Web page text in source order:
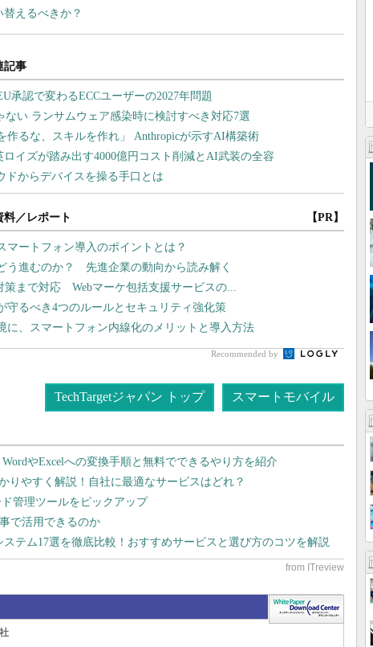
えるべきか？
／レポート 【PR】
マートフォン導入のポイントとは？
う進むのか？ 先進企業の動向から読み解く
策まで対応 Webマーケ包括支援サービスの...
守るべき4つのルールとセキュリティ強化策
に、スマートフォン内線化のメリットと導入方法
Recommended by
TechTargetジャパン トップ スマートモバイル
やExcelへの変換手順と無料でできるやり方を紹介
りやすく解説！自社に最適なサービスはどれ？
管理ツールをピックアップ
で活用できるのか
ステム17選を徹底比較！おすすめサービスと選び方のコツを解説